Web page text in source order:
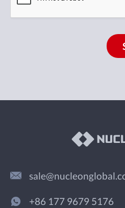
+86 177 9679 5176